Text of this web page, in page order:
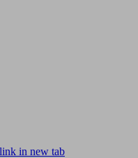
in new tab